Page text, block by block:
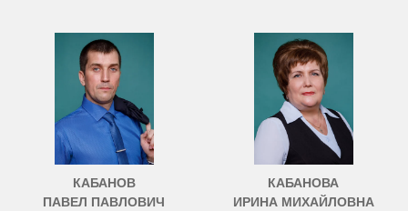
КАБАНОВ
ПАВЕЛ ПАВЛОВИЧ
КАБАНОВА
ИРИНА МИХАЙЛОВНА